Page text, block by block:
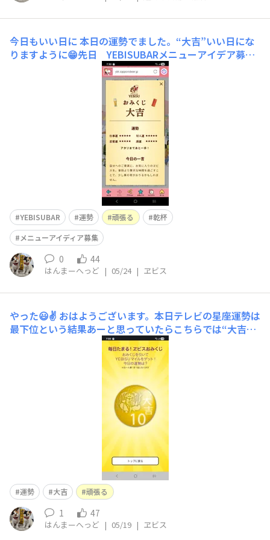
今日もいい日に本日の運勢でました。“大吉”いい日にな
りますように😁先日 YEBISUBARメニューアイデア募集
で“モヤシの肉巻き揚げ”を投稿したメニューを昨日作り
ましたので下準備途中の写真をこれにパン粉をまとい揚げ
れば出来たがり出来あがり撮るのを忘れてしまい食べてし
YEBISUBAR 運勢 頑張る
乾杯
メニューアイディア募集
0 44
はんまーへっど | 05/24 | ヱビス
やった😃✌ おはようございます。本日テレビの星座運勢は
最下位という結果あーと思っていたらこちらでは“大吉1
運勢 大吉 頑張る
1 47
はんまーへっど | 05/19 | ヱビス